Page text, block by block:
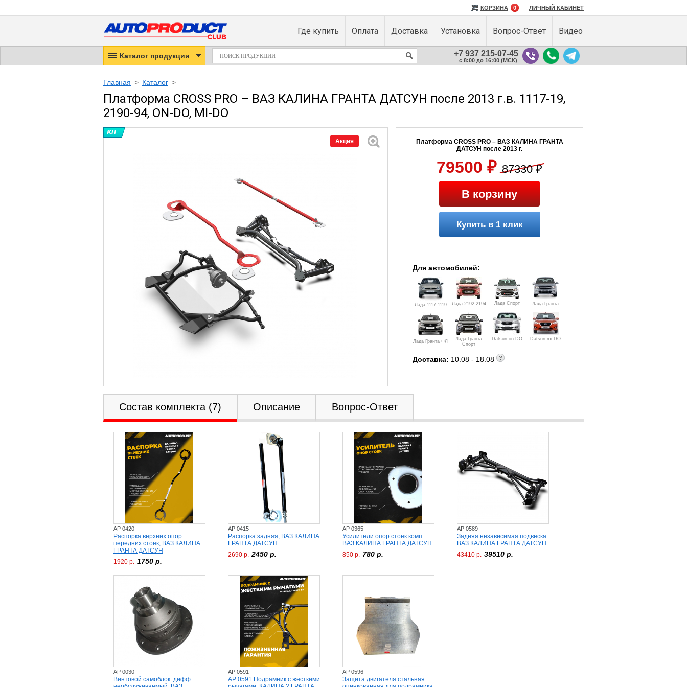
ЛИЧНЫЙ КАБИНЕТ
КОРЗИНА 0
Где купить Оплата Доставка Установка Вопрос-Ответ Видео
Каталог продукции +7 937 215-07-45
с 8:00 до 16:00 (МСК)
Главная > Каталог >
Платформа CROSS PRO – ВАЗ КАЛИНА ГРАНТА ДАТСУН после 2013 г.в. 1117-19,
2190-94, ON-DO, MI-DO
Акция
Платформа CROSS PRO – ВАЗ КАЛИНА ГРАНТА
ДАТСУН после 2013 г.
79500 ₽ 87330 ₽
В корзину
Купить в 1 клик
Для автомобилей:
Лада 1117-1119 Лада 2192-2194 Лада Спорт Лада Гранта
Лада Гранта ФЛ
Лада Гранта
Спорт
Datsun on-DO Datsun mi-DO
Доставка: 10.08 - 18.08
Состав комплекта (7) Описание Вопрос-Ответ
AP 0420
Распорка верхних опор
передних стоек, ВАЗ КАЛИНА
ГРАНТА ДАТСУН
1920 р. 1750 р.
AP 0415
Распорка задняя, ВАЗ КАЛИНА
ГРАНТА ДАТСУН
2690 р. 2450 р.
AP 0365
Усилители опор стоек комп.
ВАЗ КАЛИНА ГРАНТА ДАТСУН
850 р. 780 р.
AP 0589
Задняя независимая подвеска
ВАЗ КАЛИНА ГРАНТА ДАТСУН
43410 р. 39510 р.
AP 0030
Винтовой самоблок. дифф.
AP 0591
AP 0591 Подрамник с жесткими
AP 0596
Защита двигателя стальная